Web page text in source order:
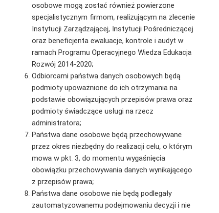
osobowe mogą zostać również powierzone
specjalistycznym firmom, realizującym na zlecenie
Instytucji Zarządzającej, Instytucji Pośredniczącej
oraz beneficjenta ewaluacje, kontrole i audyt w
ramach Programu Operacyjnego Wiedza Edukacja
Rozwój 2014-2020;
Odbiorcami państwa danych osobowych będą
podmioty upoważnione do ich otrzymania na
podstawie obowiązujących przepisów prawa oraz
podmioty świadczące usługi na rzecz
administratora;
Państwa dane osobowe będą przechowywane
przez okres niezbędny do realizacji celu, o którym
mowa w pkt. 3, do momentu wygaśnięcia
obowiązku przechowywania danych wynikającego
z przepisów prawa;
Państwa dane osobowe nie będą podlegały
zautomatyzowanemu podejmowaniu decyzji i nie